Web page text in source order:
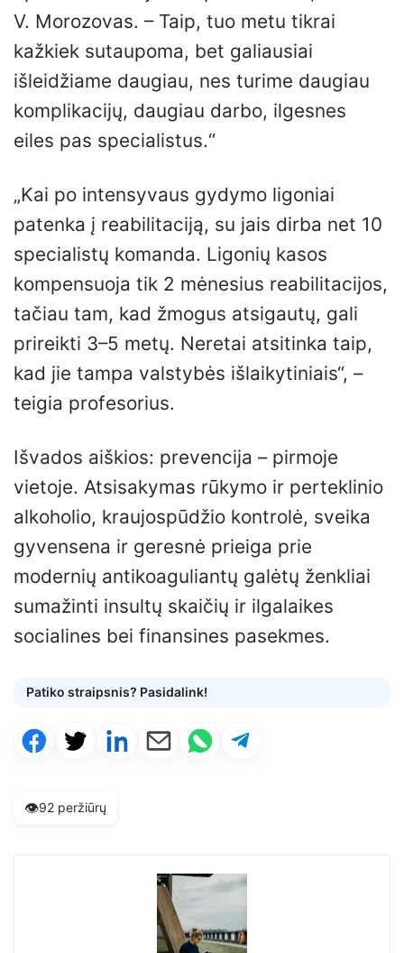
V. Morozovas. – Taip, tuo metu tikrai
kažkiek sutaupoma, bet galiausiai
išleidžiame daugiau, nes turime daugiau
komplikacijų, daugiau darbo, ilgesnes
eiles pas specialistus.“
„Kai po intensyvaus gydymo ligoniai
patenka į reabilitaciją, su jais dirba net 10
specialistų komanda. Ligonių kasos
kompensuoja tik 2 mėnesius reabilitacijos,
tačiau tam, kad žmogus atsigautų, gali
prireikti 3–5 metų. Neretai atsitinka taip,
kad jie tampa valstybės išlaikytiniais“, –
teigia profesorius.
Išvados aiškios: prevencija – pirmoje
vietoje. Atsisakymas rūkymo ir perteklinio
alkoholio, kraujospūdžio kontrolė, sveika
gyvensena ir geresnė prieiga prie
modernių antikoaguliantų galėtų ženkliai
sumažinti insultų skaičių ir ilgalaikes
socialines bei finansines pasekmes.
Patiko straipsnis? Pasidalink!
👁️92 peržiūrų